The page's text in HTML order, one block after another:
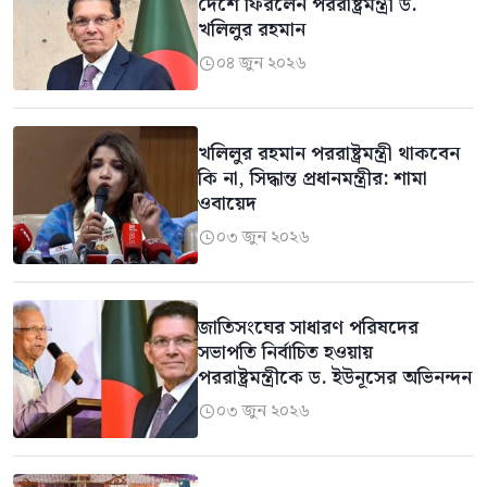
খলিলুর রহমান
০৪ জুন ২০২৬
খলিলুর রহমান পররাষ্ট্রমন্ত্রী থাকবেন
কি না, সিদ্ধান্ত প্রধানমন্ত্রীর: শামা
ওবায়েদ
০৩ জুন ২০২৬
জাতিসংঘের সাধারণ পরিষদের
সভাপতি নির্বাচিত হওয়ায়
পররাষ্ট্রমন্ত্রীকে ড. ইউনূসের অভিনন্দন
০৩ জুন ২০২৬